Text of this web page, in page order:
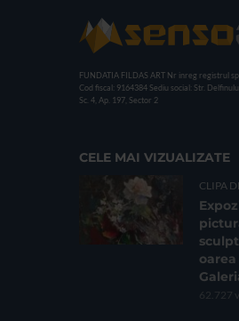
FUNDATIA FILDAS ART Nr inreg registrul
Cod fiscal: 9164384 Sediu social: Str.
Sc. 4, Ap. 197, Sector 2
CELE MAI VIZUALIZATE
CLIPA
62.727